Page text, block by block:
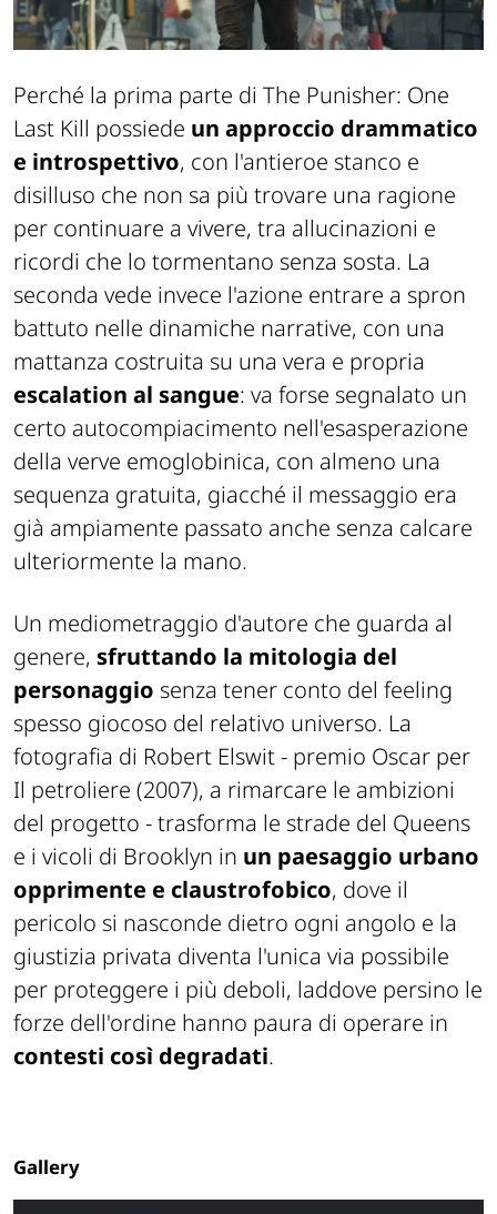
Perché la prima parte di The Punisher: One
Last Kill possiede un approccio drammatico
e introspettivo, con l'antieroe stanco e
disilluso che non sa più trovare una ragione
per continuare a vivere, tra allucinazioni e
ricordi che lo tormentano senza sosta. La
seconda vede invece l'azione entrare a spron
battuto nelle dinamiche narrative, con una
mattanza costruita su una vera e propria
escalation al sangue: va forse segnalato un
certo autocompiacimento nell'esasperazione
della verve emoglobinica, con almeno una
sequenza gratuita, giacché il messaggio era
già ampiamente passato anche senza calcare
ulteriormente la mano.
Un mediometraggio d'autore che guarda al
genere, sfruttando la mitologia del
personaggio senza tener conto del feeling
spesso giocoso del relativo universo. La
fotografia di Robert Elswit - premio Oscar per
Il petroliere (2007), a rimarcare le ambizioni
del progetto - trasforma le strade del Queens
e i vicoli di Brooklyn in un paesaggio urbano
opprimente e claustrofobico, dove il
pericolo si nasconde dietro ogni angolo e la
giustizia privata diventa l'unica via possibile
per proteggere i più deboli, laddove persino le
forze dell'ordine hanno paura di operare in
contesti così degradati.
Gallery